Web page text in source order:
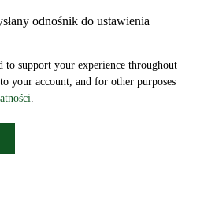
odnośnik do ustawienia
to support your experience throughout
your account, and for other purposes
.